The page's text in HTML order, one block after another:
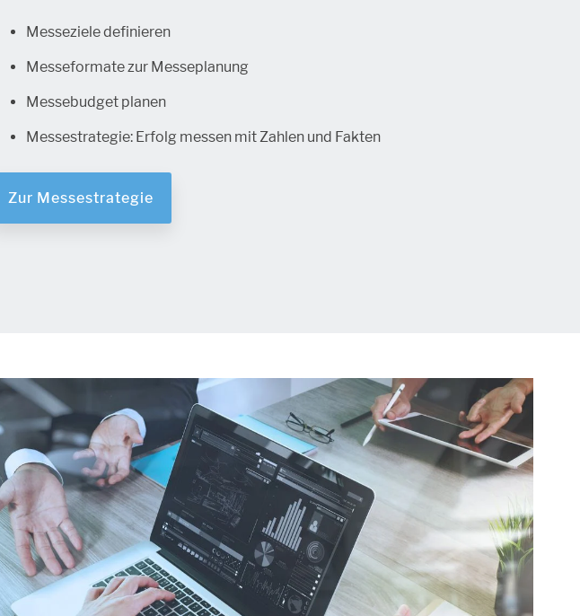
Messeziele definieren
Messeformate zur Messeplanung
Messebudget planen
Messestrategie: Erfolg messen mit Zahlen und Fakten
Zur Messestrategie